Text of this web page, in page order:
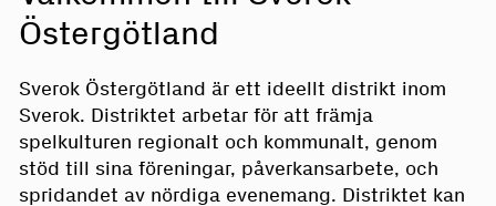
Östergötland
Sverok Östergötland är ett ideellt distrikt inom
Sverok. Distriktet arbetar för att främja
spelkulturen regionalt och kommunalt, genom
stöd till sina föreningar, påverkansarbete, och
spridandet av nördiga evenemang. Distriktet kan